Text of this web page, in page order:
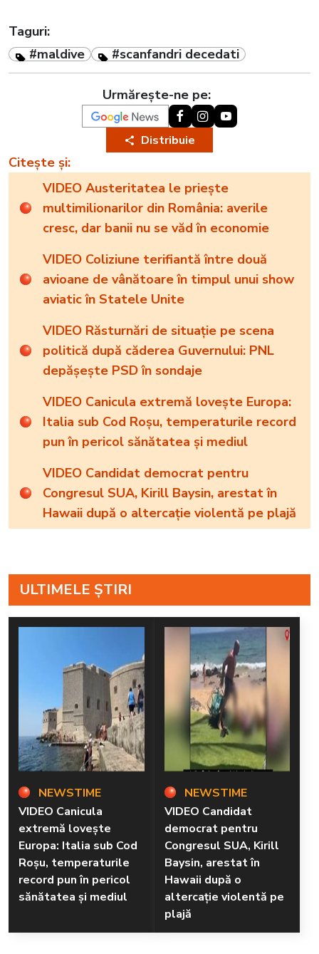
Taguri:
#maldive
#scanfandri decedati
Urmărește-ne pe:
Distribuie
Citește și:
VIDEO Austeritatea le priește
multimilionarilor din România: averile
cresc, dar banii nu se văd în economie
VIDEO Coliziune terifiantă între două
avioane de vânătoare în timpul unui show
aviatic în Statele Unite
VIDEO Răsturnări de situație pe scena
politică după căderea Guvernului: PNL
depășește PSD în sondaje
VIDEO Canicula extremă lovește Europa:
Italia sub Cod Roșu, temperaturile record
pun în pericol sănătatea și mediul
VIDEO Candidat democrat pentru
Congresul SUA, Kirill Baysin, arestat în
Hawaii după o altercație violentă pe plajă
ULTIMELE ȘTIRI
NEWSTIME
VIDEO Canicula
extremă lovește
Europa: Italia sub Cod
Roșu, temperaturile
record pun în pericol
sănătatea și mediul
NEWSTIME
VIDEO Candidat
democrat pentru
Congresul SUA, Kirill
Baysin, arestat în
Hawaii după o
altercație violentă pe
plajă